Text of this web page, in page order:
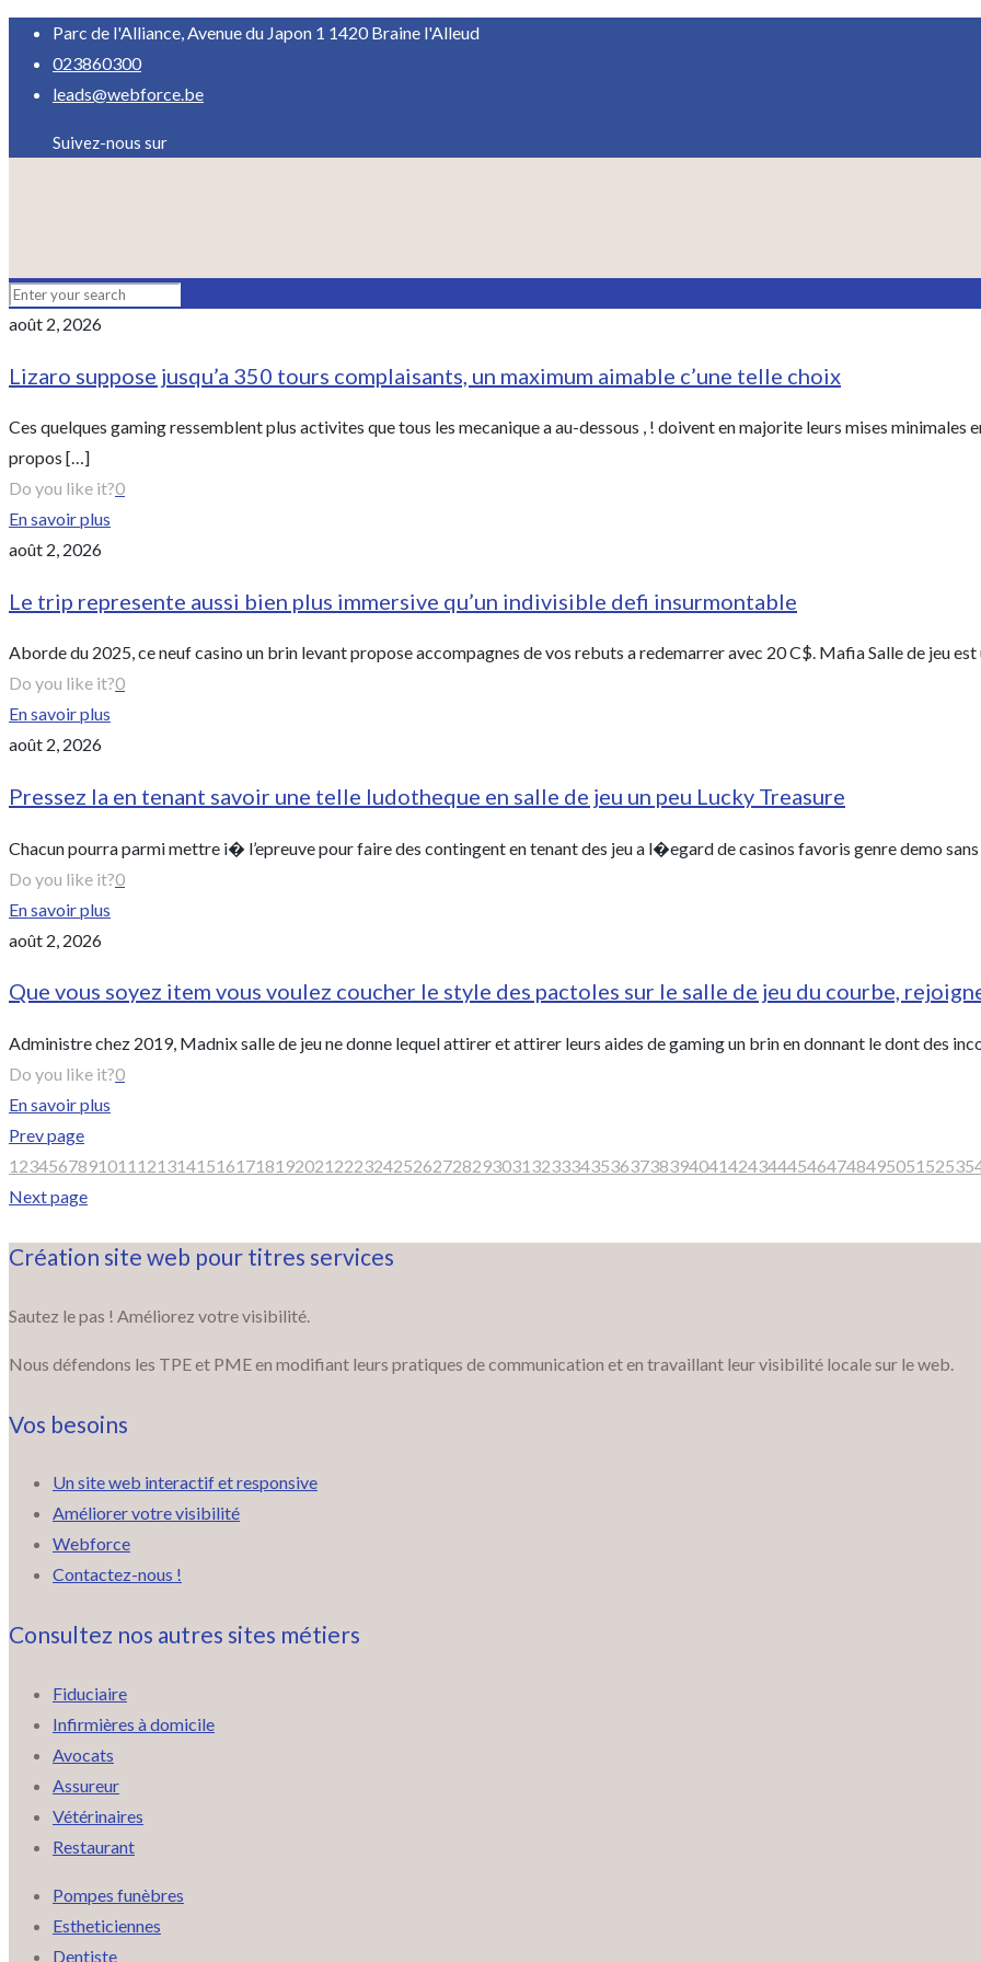
Parc de l'Alliance, Avenue du Japon 1 1420 Braine l'Alleud
023860300
leads@webforce.be
Suivez-nous sur
août 2, 2026
Lizaro suppose jusqu’a 350 tours complaisants, un maximum aimable c’une telle choix
Ces quelques gaming ressemblent plus activites que tous les mecanique a au-dessous , ! doivent en majorite leurs mises minimales
propos […]
Do you like it?0
En savoir plus
août 2, 2026
Le trip represente aussi bien plus immersive qu’un indivisible defi insurmontable
Aborde du 2025, ce neuf casino un brin levant propose accompagnes de vos rebuts a redemarrer avec 20 C$. Mafia Salle de jeu est
Do you like it?0
En savoir plus
août 2, 2026
Pressez la en tenant savoir une telle ludotheque en salle de jeu un peu Lucky Treasure
Chacun pourra parmi mettre i� l’epreuve pour faire des contingent en tenant des jeu a l�egard de casinos favoris genre demo
Do you like it?0
En savoir plus
août 2, 2026
Que vous soyez item vous voulez coucher le style des pactoles sur le salle de jeu du courbe,
Administre chez 2019, Madnix salle de jeu ne donne lequel attirer et attirer leurs aides de gaming un brin en donnant le dont des
Do you like it?0
En savoir plus
Prev page
1 234567891011 12131415161718192021 22232425262728293031 3233343536373839404142434445464748495051 5253
Next page
Création site web pour titres services
Sautez le pas ! Améliorez votre visibilité.
Nous défendons les TPE et PME en modifiant leurs pratiques de communication et en travaillant leur visibilité locale sur le web.
Vos besoins
Un site web interactif et responsive
Améliorer votre visibilité
Webforce
Contactez-nous !
Consultez nos autres sites métiers
Fiduciaire
Infirmières à domicile
Avocats
Assureur
Vétérinaires
Restaurant
Pompes funèbres
Estheticiennes
Dentiste